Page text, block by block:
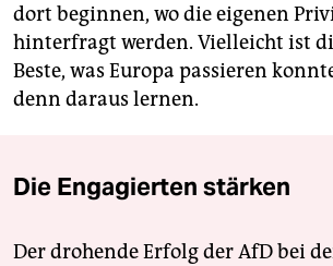
dort beginnen, wo die eigenen
hinterfragt werden. Vielleicht ist
Beste, was Europa passieren
denn daraus lernen.
Die Engagierten stärken
Der drohende Erfolg der AfD bei